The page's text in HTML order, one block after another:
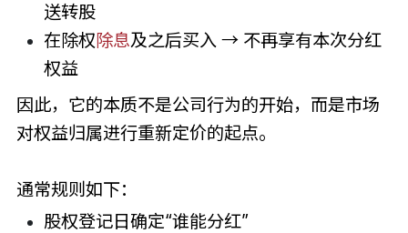
送转股
在除权除息及之后买入 → 不再享有本次分红
权益
因此，它的本质不是公司行为的开始，而是市场
对权益归属进行重新定价的起点。
通常规则如下：
股权登记日确定“谁能分红”